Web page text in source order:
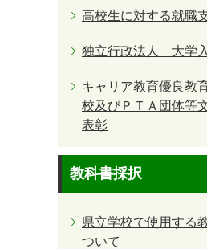
高校生に対する就職
独立行政法人 大学
キャリア教育優良教
校及びＰＴＡ団体等
表彰
教科書採択
県立学校で使用する
ついて